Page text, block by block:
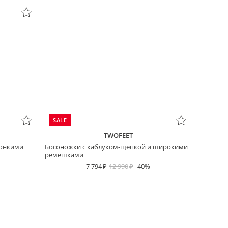
SALE
TWOFEET
Босоножки с каблуком-щепкой и широкими
ремешками
7 794
12 990 -40%